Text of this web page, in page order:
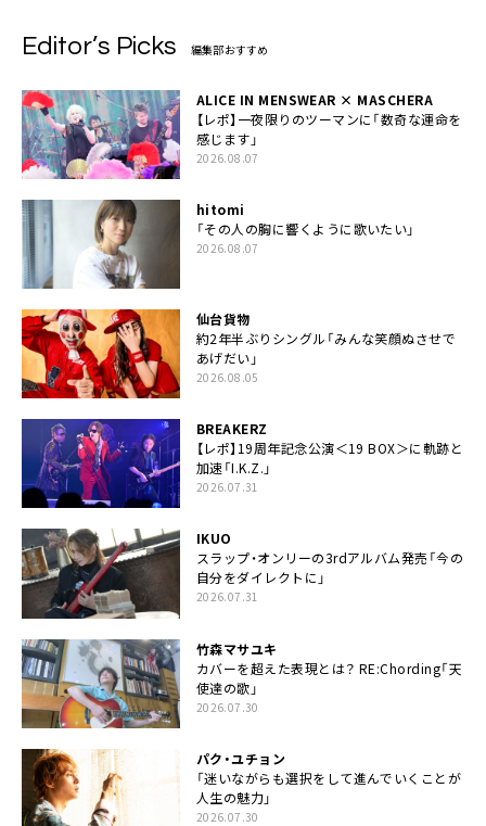
Editor’s Picks 編集部おすすめ
ALICE IN MENSWEAR × MASCHERA
【レポ】一夜限りのツーマンに「数奇な運命を
感じます」
2026.08.07
hitomi
「その人の胸に響くように歌いたい」
2026.08.07
仙台貨物
約2年半ぶりシングル「みんな笑顔ぬさせで
あげだい」
2026.08.05
BREAKERZ
【レポ】19周年記念公演＜19 BOX＞に軌跡と
加速「I.K.Z.」
2026.07.31
IKUO
スラップ・オンリーの3rdアルバム発売「今の
自分をダイレクトに」
2026.07.31
竹森マサユキ
カバーを超えた表現とは？ RE:Chording「天
使達の歌」
2026.07.30
パク・ユチョン
「迷いながらも選択をして進んでいくことが
人生の魅力」
2026.07.30